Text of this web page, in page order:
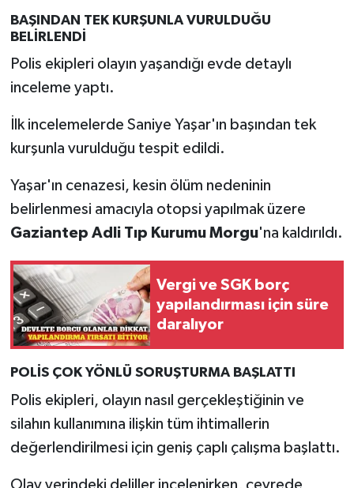
BAŞINDAN TEK KURŞUNLA VURULDUĞU
BELİRLENDİ
Polis ekipleri olayın yaşandığı evde detaylı
inceleme yaptı.
İlk incelemelerde Saniye Yaşar'ın başından tek
kurşunla vurulduğu tespit edildi.
Yaşar'ın cenazesi, kesin ölüm nedeninin
belirlenmesi amacıyla otopsi yapılmak üzere
Gaziantep Adli Tıp Kurumu Morgu'na kaldırıldı.
Vergi ve SGK borç
yapılandırması için süre
daralıyor
POLİS ÇOK YÖNLÜ SORUŞTURMA BAŞLATTI
Polis ekipleri, olayın nasıl gerçekleştiğinin ve
silahın kullanımına ilişkin tüm ihtimallerin
değerlendirilmesi için geniş çaplı çalışma başlattı.
Olay yerindeki deliller incelenirken, çevrede